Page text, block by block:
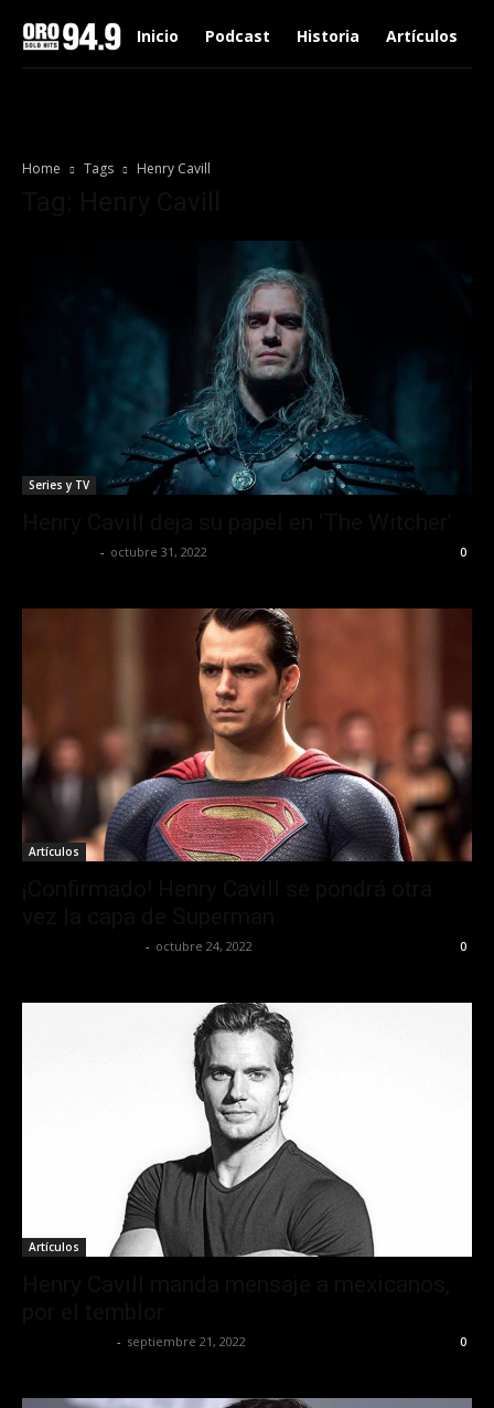
Inicio Podcast Historia Artículos
Home Tags Henry Cavill
Series y TV
- octubre 31, 2022 0
Artículos
- octubre 24, 2022 0
Artículos
- septiembre 21, 2022 0